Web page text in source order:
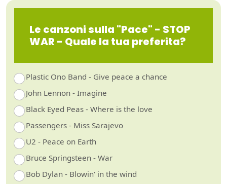
Le canzoni sulla "Pace" - STOP
WAR - Quale la tua preferita?
Plastic Ono Band - Give peace a chance
John Lennon - Imagine
Black Eyed Peas - Where is the love
Passengers - Miss Sarajevo
U2 - Peace on Earth
Bruce Springsteen - War
Bob Dylan - Blowin' in the wind